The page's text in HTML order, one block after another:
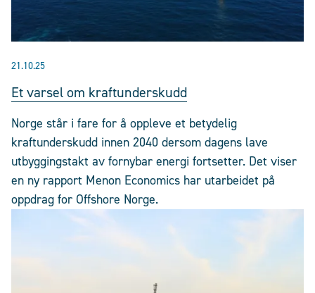
21.10.25
Et varsel om kraftunderskudd
Norge står i fare for å oppleve et betydelig
kraftunderskudd innen 2040 dersom dagens lave
utbyggingstakt av fornybar energi fortsetter. Det viser
en ny rapport Menon Economics har utarbeidet på
oppdrag for Offshore Norge.